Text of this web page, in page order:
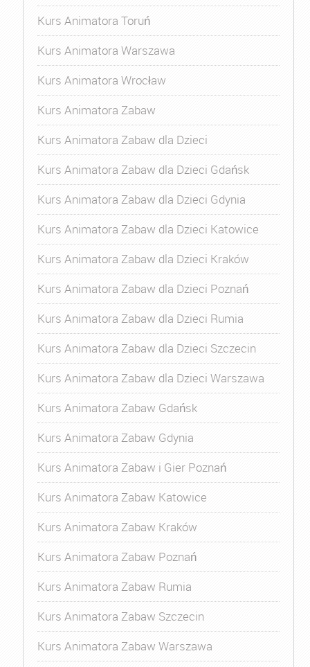
Kurs Animatora Toruń
Kurs Animatora Warszawa
Kurs Animatora Wrocław
Kurs Animatora Zabaw
Kurs Animatora Zabaw dla Dzieci
Kurs Animatora Zabaw dla Dzieci Gdańsk
Kurs Animatora Zabaw dla Dzieci Gdynia
Kurs Animatora Zabaw dla Dzieci Katowice
Kurs Animatora Zabaw dla Dzieci Kraków
Kurs Animatora Zabaw dla Dzieci Poznań
Kurs Animatora Zabaw dla Dzieci Rumia
Kurs Animatora Zabaw dla Dzieci Szczecin
Kurs Animatora Zabaw dla Dzieci Warszawa
Kurs Animatora Zabaw Gdańsk
Kurs Animatora Zabaw Gdynia
Kurs Animatora Zabaw i Gier Poznań
Kurs Animatora Zabaw Katowice
Kurs Animatora Zabaw Kraków
Kurs Animatora Zabaw Poznań
Kurs Animatora Zabaw Rumia
Kurs Animatora Zabaw Szczecin
Kurs Animatora Zabaw Warszawa